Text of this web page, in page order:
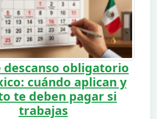
descanso obligatorio
cuándo aplican y
te deben pagar si
trabajas